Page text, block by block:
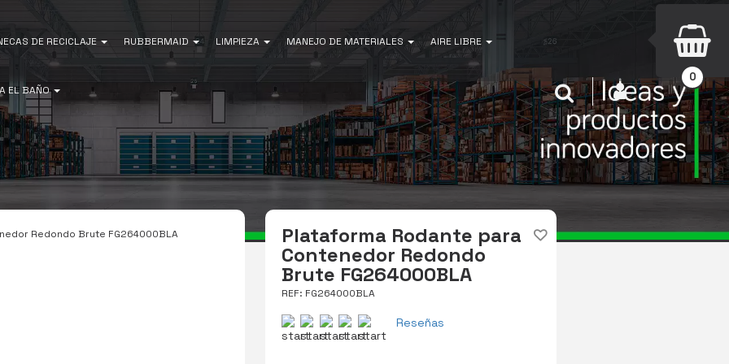
DE RECICLAJE RUBBERMAID LIMPIEZA MANEJO DE MATERIALES AIRE LIBRE
EL BAÑO INICIAR SESIÓN
Buscar
0
Redondo Brute FG264000BLA
Plataforma Rodante para
Contenedor Redondo
Brute FG264000BLA
REF: FG264000BLA
Reseñas